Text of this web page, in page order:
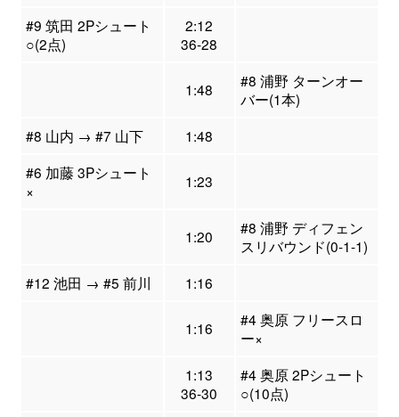
#9 筑田 2Pシュート
○(2点)
2:12
36-28
1:48
#8 浦野 ターンオー
バー(1本)
#8 山内 → #7 山下
1:48
#6 加藤 3Pシュート
×
1:23
1:20
#8 浦野 ディフェン
スリバウンド(0-1-1)
#12 池田 → #5 前川
1:16
1:16
#4 奥原 フリースロ
ー×
1:13
36-30
#4 奥原 2Pシュート
○(10点)